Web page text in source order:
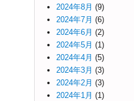
2024年8月 (9)
2024年7月 (6)
2024年6月 (2)
2024年5月 (1)
2024年4月 (5)
2024年3月 (3)
2024年2月 (3)
2024年1月 (1)